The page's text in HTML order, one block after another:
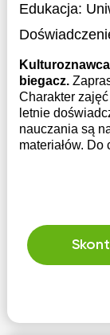
Edukacja:
biegacz.
Charakter
letnie
nauczania są
materiałów.